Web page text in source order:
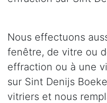
Nous effectuons
fenêtre, de vitre ou
effraction ou à une
sur Sint Denijs
vitriers et nous